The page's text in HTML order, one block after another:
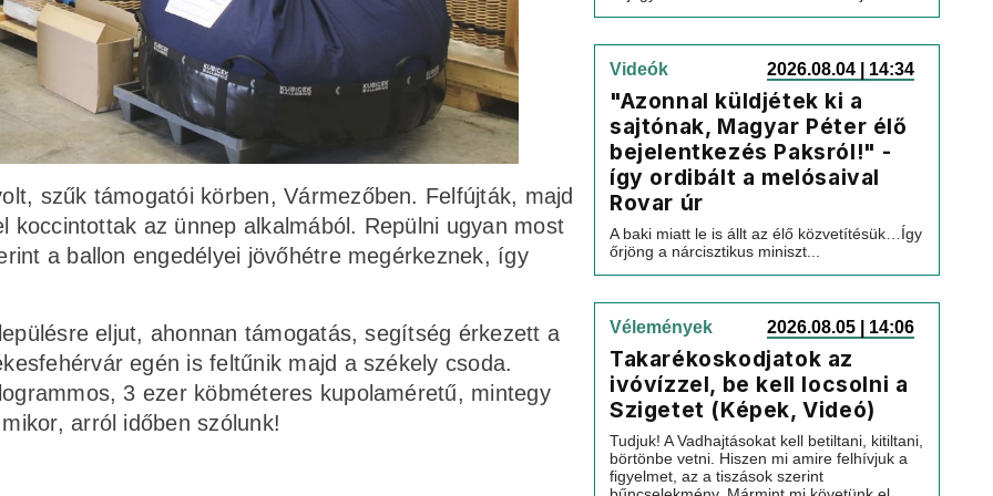
szűk támogatói körben, Vármezőben. Felfújták, majd
koccintottak az ünnep alkalmából. Repülni ugyan most
a ballon engedélyei jövőhétre megérkeznek, így
eljut, ahonnan támogatás, segítség érkezett a
egén is feltűnik majd a székely csoda.
3 ezer köbméteres kupolaméretű, mintegy
arról időben szólunk!
Videók 2026.08.04 | 14:34
"Azonnal küldjétek ki a
sajtónak, Magyar Péter élő
bejelentkezés Paksról!" -
így ordibált a melósaival
Rovar úr
A baki miatt le is állt az élő közvetítésük…Így
őrjöng a nárcisztikus miniszt...
Vélemények 2026.08.05 | 14:06
Takarékoskodjatok az
ivóvízzel, be kell locsolni a
Szigetet (Képek, Videó)
Tudjuk! A Vadhajtásokat kell betiltani, kitiltani,
börtönbe vetni. Hiszen mi amire felhívjuk a
figyelmet, az a tiszások szerint